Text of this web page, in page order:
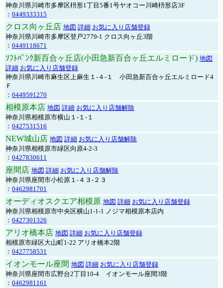
神奈川県川崎市多摩区枡形1丁目5番1号ヤオコー川崎枡形店3F
： 0449333315
クロス向ヶ丘店 地図 詳細 お気に入り店舗登録
神奈川県川崎市多摩区登戸2779-1 クロス向ヶ丘3階
： 0449118671
ｿﾌﾄﾊﾞﾝｸ新百合ヶ丘店(小田急新百合ヶ丘エルミロード) 地図
詳細 お気に入り店舗登録
神奈川県川崎市麻生区上麻生１-４-１ 小田急新百合ヶ丘エルミロード4
Ｆ
： 0449591270
相模原本店 地図 詳細 お気に入り店舗解除
神奈川県相模原市横山１-１-１
： 0427531516
NEW城山店 地図 詳細 お気に入り店舗解除
神奈川県相模原市緑区向原4-2-3
： 0427830611
座間店 地図 詳細 お気に入り店舗解除
神奈川県座間市小松原１-４３-２３
： 0462981701
オーディオスクエア相模原 地図 詳細 お気に入り店舗登録
神奈川県相模原市中央区横山1-1-1 ノジマ相模原本店内
： 0427301326
アリオ橋本店 地図 詳細 お気に入り店舗登録
相模原市緑区大山町1-22 アリオ橋本2階
： 0427758531
イオンモール座間 地図 詳細 お気に入り店舗登録
神奈川県座間市広野台2丁目10-4 イオンモール座間3階
： 0462981161